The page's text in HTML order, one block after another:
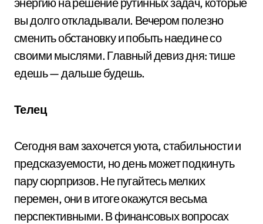
вы долго откладывали. Вечером полезно
сменить обстановку и побыть наедине со
своими мыслями. Главный девиз дня: тише
едешь — дальше будешь.
Телец
Сегодня вам захочется уюта, стабильности и
предсказуемости, но день может подкинуть
пару сюрпризов. Не пугайтесь мелких
перемен, они в итоге окажутся весьма
перспективными. В финансовых вопросах